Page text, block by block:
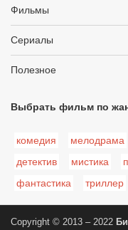
Фильмы
Сериалы
Полезное
Выбрать фильм по
комедия мелодрама
детектив
мистика
фантастика
триллер
Copyright © 2013 – 2022